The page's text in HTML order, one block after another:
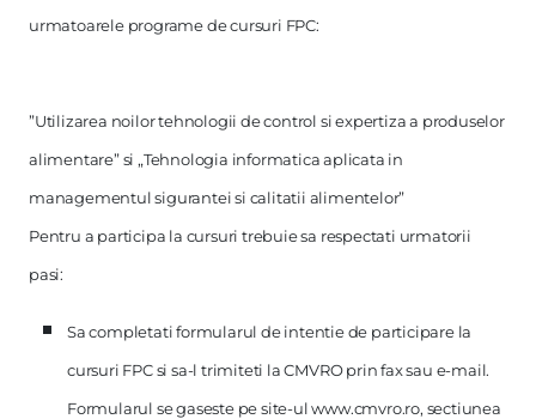
urmatoarele programe de cursuri FPC:
”Utilizarea noilor tehnologii de control si expertiza a produselor
alimentare” si „Tehnologia informatica aplicata in
managementul sigurantei si calitatii alimentelor”
Pentru a participa la cursuri trebuie sa respectati urmatorii
pasi:
Sa completati formularul de intentie de participare la
cursuri FPC si sa-l trimiteti la CMVRO prin fax sau e-mail.
Formularul se gaseste pe site-ul www.cmvro.ro, sectiunea